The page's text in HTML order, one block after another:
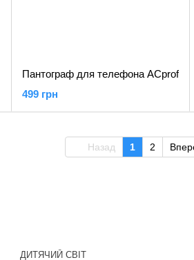
Пантограф для телефона ACprof
499 грн
Назад 1 2
ДИТЯЧИЙ СВІТ